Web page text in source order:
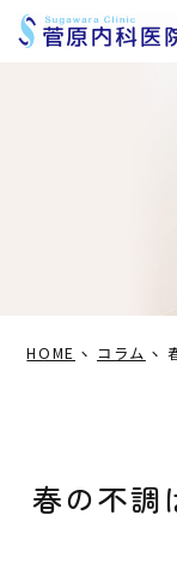
HOME コラム
春の不調